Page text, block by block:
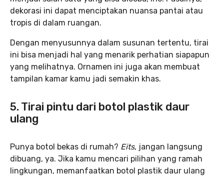
dekorasi ini dapat menciptakan nuansa pantai atau
tropis di dalam ruangan.
Dengan menyusunnya dalam susunan tertentu, tirai
ini bisa menjadi hal yang menarik perhatian siapapun
yang melihatnya. Ornamen ini juga akan membuat
tampilan kamar kamu jadi semakin khas.
5. Tirai pintu dari botol plastik daur
ulang
Punya botol bekas di rumah? Eits, jangan langsung
dibuang, ya. Jika kamu mencari pilihan yang ramah
lingkungan, memanfaatkan botol plastik daur ulang